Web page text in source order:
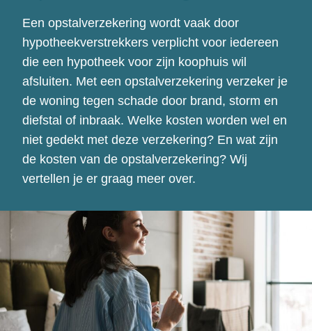
Een opstalverzekering wordt vaak door
hypotheekverstrekkers verplicht voor iedereen
die een hypotheek voor zijn koophuis wil
afsluiten. Met een opstalverzekering verzeker je
de woning tegen schade door brand, storm en
diefstal of inbraak. Welke kosten worden wel en
niet gedekt met deze verzekering? En wat zijn
de kosten van de opstalverzekering? Wij
vertellen je er graag meer over.